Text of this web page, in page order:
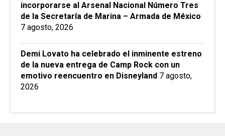
incorporarse al Arsenal Nacional Número Tres
de la Secretaría de Marina – Armada de México
7 agosto, 2026
Demi Lovato ha celebrado el inminente estreno
de la nueva entrega de Camp Rock con un
emotivo reencuentro en Disneyland 7 agosto,
2026